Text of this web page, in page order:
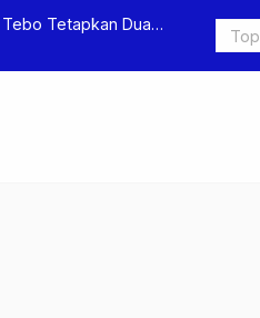
Tetapkan Dua
Polres